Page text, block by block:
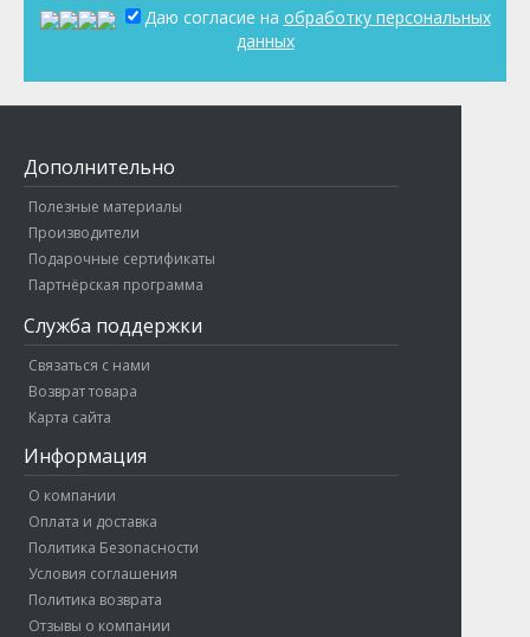
Даю согласие на обработку персональных
данных
Дополнительно
Полезные материалы
Производители
Подарочные сертификаты
Партнёрская программа
Служба поддержки
Связаться с нами
Возврат товара
Карта сайта
Информация
О компании
Оплата и доставка
Политика Безопасности
Условия соглашения
Политика возврата
Отзывы о компании